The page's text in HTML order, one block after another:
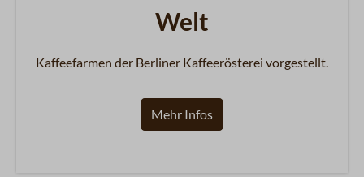
Welt
Kaffeefarmen der Berliner Kaffeerösterei vorgestellt.
Mehr Infos